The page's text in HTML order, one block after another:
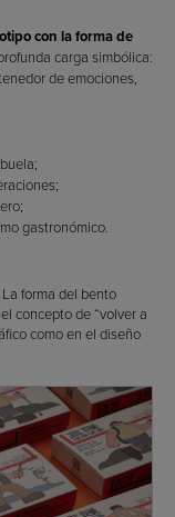
con la forma de
carga simbólica:
de emociones,
gastronómico.
forma del bento
concepto de “volver a
como en el diseño